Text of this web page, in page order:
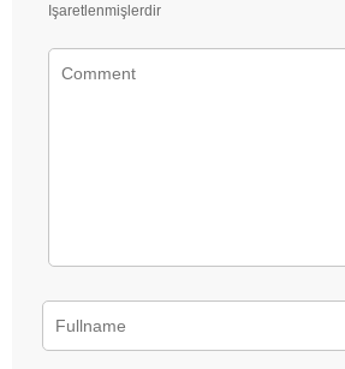
Işaretlenmişlerdir